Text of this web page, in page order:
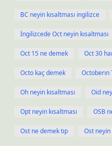
BC neyin kısaltması ingilizce
İngilizcede Oct neyin kısaltması
Oct 15 ne demek Oct 30
Octo kaç demek Octoberın
Oh neyin kısaltması Oid
Opt neyin kısaltması OSB
Ost ne demek tıp Ost neyin